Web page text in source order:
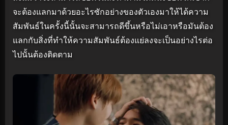
จะต้องแลกมาด้วยอะไรซักอย่างของตัวเองมาให้ได้ความ
สัมพันธ์ในครั้งนี้นั้นจะสามารถดีขึ้นหรือไม่เอาหรือมันต้อง
แลกกับสิ่งที่ทำให้ความสัมพันธ์ต้องแย่ลงจะเป็นอย่างไรต่อ
ไปนั้นต้องติดตาม